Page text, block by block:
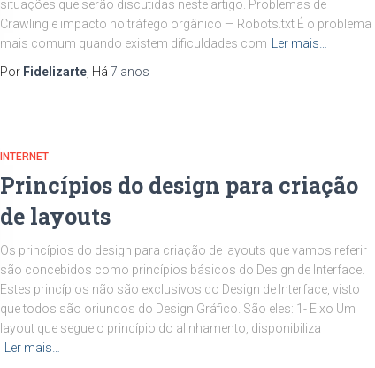
situações que serão discutidas neste artigo. Problemas de
Crawling e impacto no tráfego orgânico — Robots.txt É o problema
mais comum quando existem dificuldades com
Ler mais…
Por Fidelizarte , Há 7 anos
INTERNET
Princípios do design para criação
de layouts
Os princípios do design para criação de layouts que vamos referir
são concebidos como princípios básicos do Design de Interface.
Estes princípios não são exclusivos do Design de Interface, visto
que todos são oriundos do Design Gráfico. São eles: 1- Eixo Um
layout que segue o princípio do alinhamento, disponibiliza
Ler mais…